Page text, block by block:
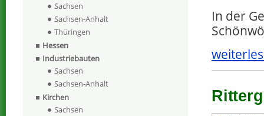
In der
Sachsen
Sachsen-Anhalt
Thüringen
Hessen
Industriebauten
Sachsen
Sachsen-Anhalt
Kirchen
Sachsen